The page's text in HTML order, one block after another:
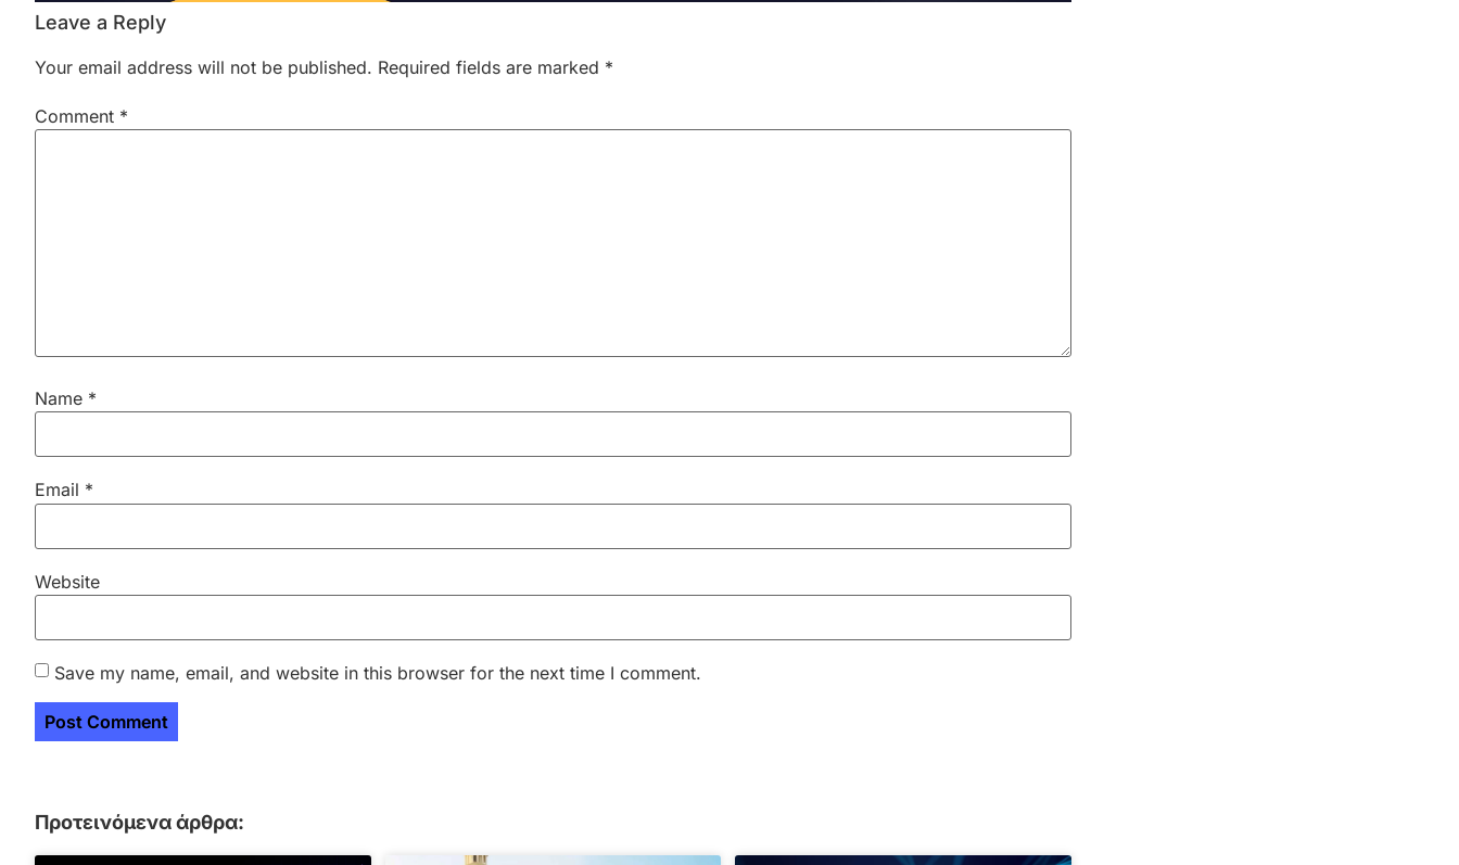
Leave a Reply
Your email address will not be published. Required fields are marked *
Comment *
Name *
Email *
Website
Save my name, email, and website in this browser for the next time I comment.
Προτεινόμενα άρθρα: